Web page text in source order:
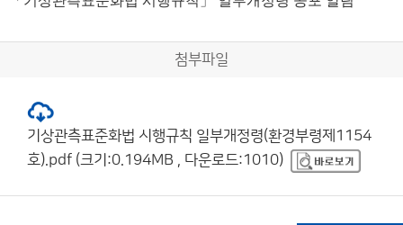
첨부파일
기상관측표준화법 시행규칙 일부개정령(환경부령제1154
호).pdf (크기:0.194MB , 다운로드:1010)